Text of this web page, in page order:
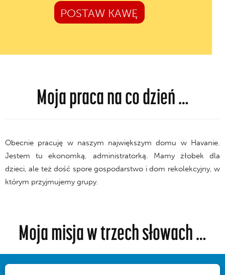
POSTAW KAWĘ
Moja praca na co dzień …
Obecnie pracuję w naszym największym domu w Havanie.
Jestem tu ekonomką, administratorką. Mamy żłobek dla
dzieci, ale też dość spore gospodarstwo i dom rekolekcyjny, w
którym przyjmujemy grupy.
Moja misja w trzech słowach …